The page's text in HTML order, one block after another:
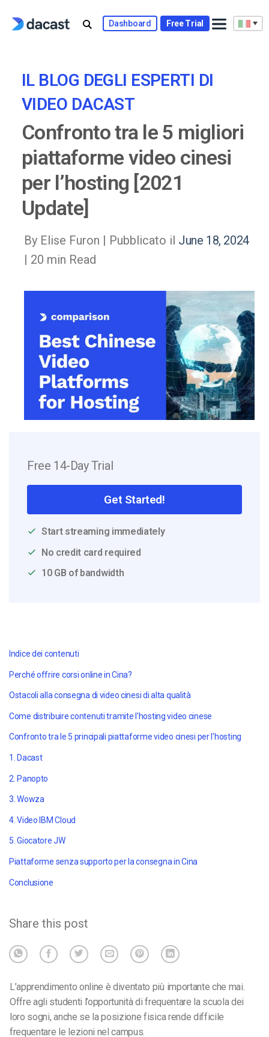
Dashboard Free Trial
IL BLOG DEGLI ESPERTI DI
VIDEO DACAST
Confronto tra le 5 migliori
piattaforme video cinesi
per l’hosting [2021
Update]
By Elise Furon | Pubblicato il June 18, 2024
| 20 min Read
Free 14-Day Trial
Get Started!
Start streaming immediately
No credit card required
10 GB of bandwidth
Indice dei contenuti
Perché offrire corsi online in Cina?
Ostacoli alla consegna di video cinesi di alta qualità
Come distribuire contenuti tramite l'hosting video cinese
Confronto tra le 5 principali piattaforme video cinesi per l'hosting
1. Dacast
2. Panopto
3. Wowza
4. Video IBM Cloud
5. Giocatore JW
Piattaforme senza supporto per la consegna in Cina
Conclusione
Share this post
L’apprendimento online è diventato più importante che mai.
Offre agli studenti l’opportunità di frequentare la scuola dei
loro sogni, anche se la posizione fisica rende difficile
frequentare le lezioni nel campus.